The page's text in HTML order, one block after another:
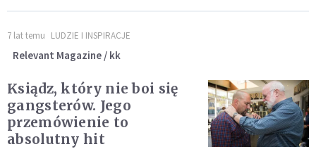
7 lat temu LUDZIE I INSPIRACJE
Relevant Magazine / kk
Ksiądz, który nie boi się
gangsterów. Jego
przemówienie to
absolutny hit